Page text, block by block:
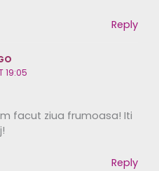
Reply
19:05
facut ziua frumoasa! Iti
Reply